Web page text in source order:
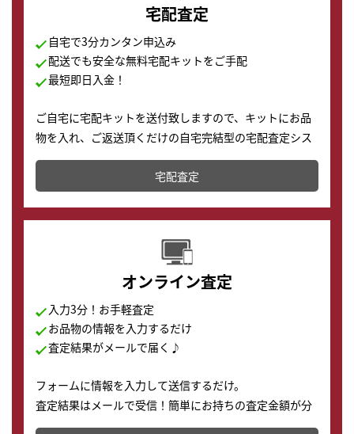
宅配査定
自宅で3分カンタン申込み
配送でも安全な無料宅配キットをご手配
最短即日入金！
ご自宅に宅配キットを送付致しますので、キットにお品
物を入れ、ご返送頂くだけの自宅完結型の宅配査定シス
テムです。
配送でも簡単&安全に査定・買取に出すことが可能で
す。
宅配査定
オンライン査定
入力3分！お手軽査定
お品物の情報を入力するだけ
査定結果がメールで届く♪
フォームに情報を入力して送信するだけ。
査定結果はメールで受信！簡単にお持ちの査定金額が分
かります。